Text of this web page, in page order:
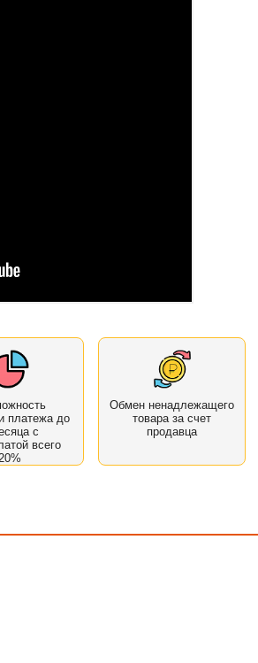
платежа до
с
всего
Обмен ненадлежащего
товара за счет
продавца